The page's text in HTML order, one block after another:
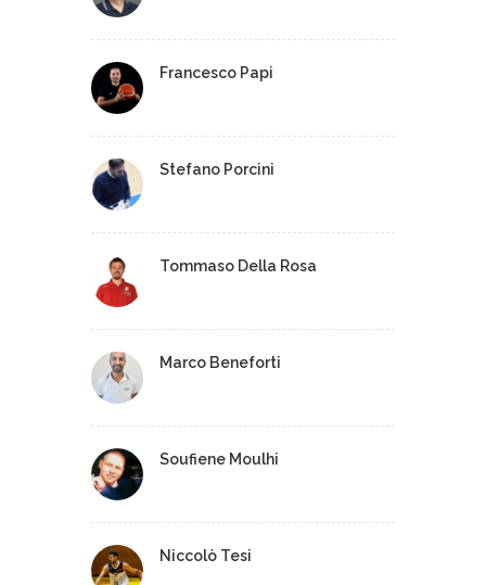
Francesco Papi
Stefano Porcini
Tommaso Della Rosa
Marco Beneforti
Soufiene Moulhi
Niccolò Tesi